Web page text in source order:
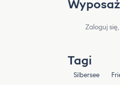
Zaloguj
Tagi
Silbersee